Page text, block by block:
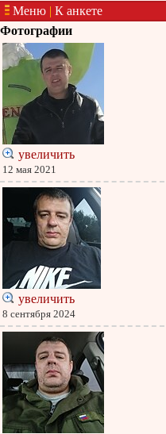
Меню | К анкете
Фотографии
увеличить
12 мая 2021
увеличить
8 сентября 2024